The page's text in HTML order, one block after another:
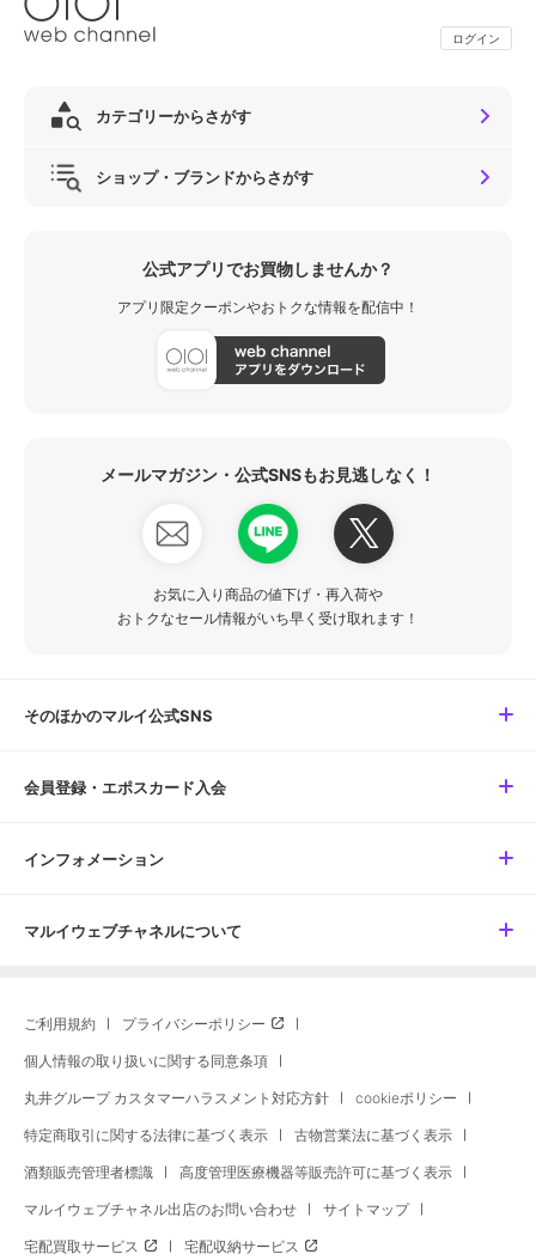
ログイン
カテゴリーからさがす
ショップ・ブランドからさがす
公式アプリでお買物しませんか？
アプリ限定クーポンやおトクな情報を配信中！
メールマガジン・公式SNSもお見逃しなく！
お気に入り商品の値下げ・再入荷や
おトクなセール情報がいち早く受け取れます！
そのほかのマルイ公式SNS
会員登録・エポスカード入会
インフォメーション
マルイウェブチャネルについて
ご利用規約 プライバシーポリシー
個人情報の取り扱いに関する同意条項
丸井グループ カスタマーハラスメント対応方針 cookieポリシー
特定商取引に関する法律に基づく表示 古物営業法に基づく表示
酒類販売管理者標識 高度管理医療機器等販売許可に基づく表示
マルイウェブチャネル出店のお問い合わせ サイトマップ
宅配買取サービス 宅配収納サービス